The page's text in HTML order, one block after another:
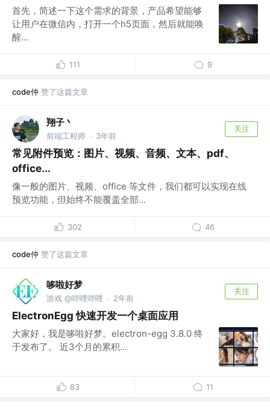
首先，简述一下这个需求的背景，产品希望能够
让用户在微信内，打开一个h5页面，然后就能唤
醒...
111 9
code仲 赞了这篇文章
翔子丶
前端工程师 · 3年前
关注
常见附件预览：图片、视频、音频、文本、pdf、
office...
像一般的图片、视频、office 等文件，我们都可以实现在线
预览功能，但始终不能覆盖全部...
302 46
code仲 赞了这篇文章
哆啦好梦
游戏 @哔哩哔哩 · 2年前
关注
ElectronEgg 快速开发一个桌面应用
大家好，我是哆啦好梦。electron-egg 3.8.0 终
于发布了。 近3个月的累积...
83 11